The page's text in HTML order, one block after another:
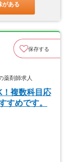
がある
保存する
剤師求人
複数科目応
すめです。